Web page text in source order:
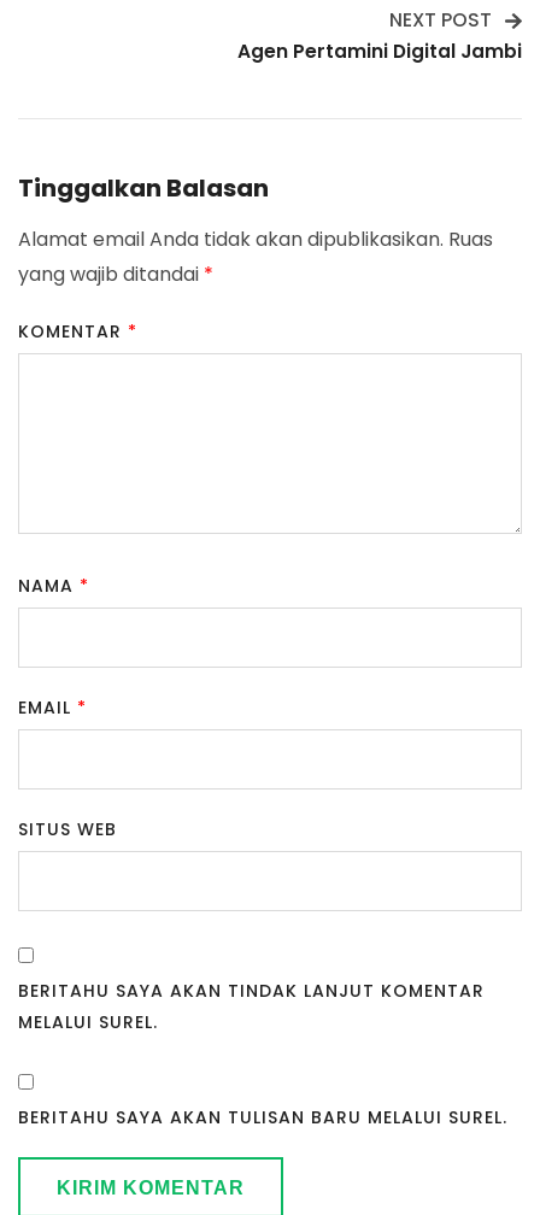
NEXT POST
Agen Pertamini Digital Jambi
Tinggalkan Balasan
Alamat email Anda tidak akan dipublikasikan. Ruas
yang wajib ditandai *
KOMENTAR *
NAMA *
EMAIL *
SITUS WEB
BERITAHU SAYA AKAN TINDAK LANJUT KOMENTAR
MELALUI SUREL.
BERITAHU SAYA AKAN TULISAN BARU MELALUI SUREL.